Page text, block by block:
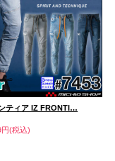
ティア IZ FRONTI…
(税込)